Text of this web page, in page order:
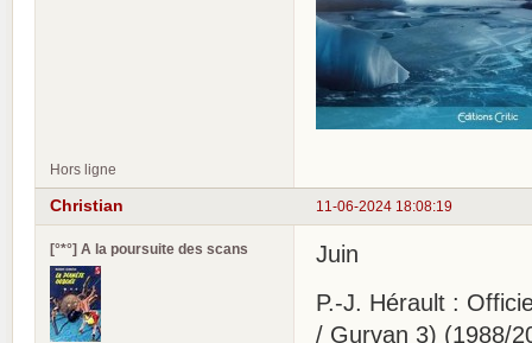
Hors ligne
11-06-2024 18:08:19
Christian
[°*°] A la poursuite des scans
Juin
P.-J. Hérault :
/ Gurvan 3) (1988/